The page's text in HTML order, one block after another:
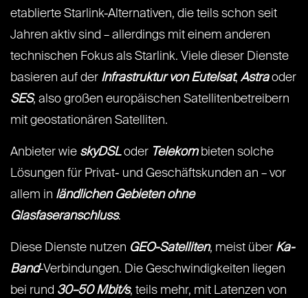
etablierte Starlink-Alternativen, die teils schon seit
Jahren aktiv sind – allerdings mit einem anderen
technischen Fokus als Starlink. Viele dieser Dienste
basieren auf der Infrastruktur von Eutelsat, Astra oder
SES, also großen europäischen Satellitenbetreibern
mit geostationären Satelliten.
Anbieter wie skyDSL oder Telekom bieten solche
Lösungen für Privat- und Geschäftskunden an – vor
allem in ländlichen Gebieten ohne
Glasfaseranschluss.
Diese Dienste nutzen GEO-Satelliten, meist über Ka-
Band-Verbindungen. Die Geschwindigkeiten liegen
bei rund 30–50 Mbit/s, teils mehr, mit Latenzen von